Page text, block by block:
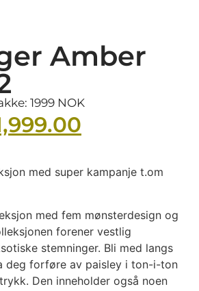
Amber
1999 NOK
med super kampanje t.om
med fem mønsterdesign og
forener vestlig
stemninger. Bli med langs
deg forføre av paisley i ton-i-ton
Den inneholder også noen